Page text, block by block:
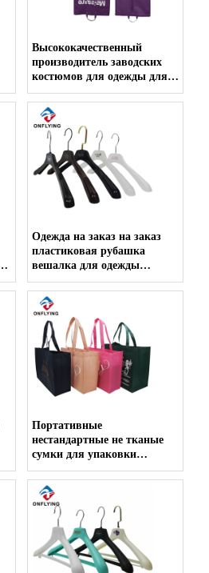
Высококачественный
производитель заводских
костюмов для одежды для
одежды на заказ
Одежда на заказ на заказ
пластиковая рубашка
вешалка для одежды
поставщика завода
Портативные
нестандартные не тканые
сумки для упаковки
магазинов оптовые товары
оптом